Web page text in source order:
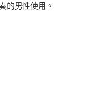
的男性使用。